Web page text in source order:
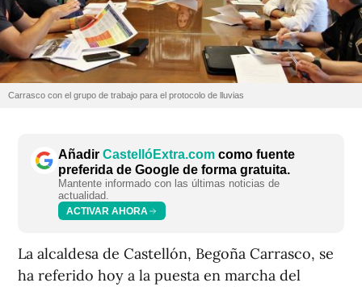
Carrasco con el grupo de trabajo para el protocolo de lluvias
Añadir CastellóExtra.com como fuente
preferida de Google de forma gratuita.
Mantente informado con las últimas noticias de
actualidad.
ACTIVAR AHORA
La alcaldesa de Castellón, Begoña Carrasco, se
ha referido hoy a la puesta en marcha del